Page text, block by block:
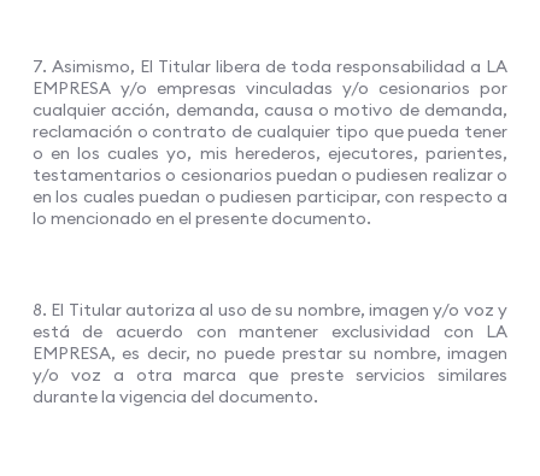
7. Asimismo, El Titular libera de toda responsabilidad a LA
EMPRESA y/o empresas vinculadas y/o cesionarios por
cualquier acción, demanda, causa o motivo de demanda,
reclamación o contrato de cualquier tipo que pueda tener
o en los cuales yo, mis herederos, ejecutores, parientes,
testamentarios o cesionarios puedan o pudiesen realizar o
en los cuales puedan o pudiesen participar, con respecto a
lo mencionado en el presente documento.
8. El Titular autoriza al uso de su nombre, imagen y/o voz y
está de acuerdo con mantener exclusividad con LA
EMPRESA, es decir, no puede prestar su nombre, imagen
y/o voz a otra marca que preste servicios similares
durante la vigencia del documento.